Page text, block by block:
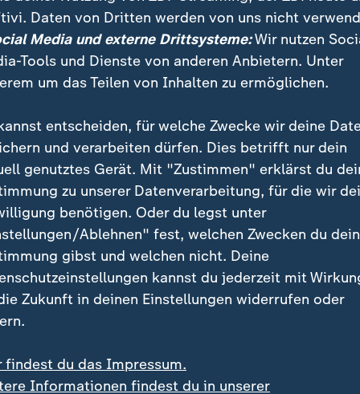
Ihr Gruppengegner Elfenbeinküste gewinnt das
mit 2:1.
Daten von Dritten werden von uns nicht
Media und externe Drittsysteme:Wir nutzen
Tools und Dienste von anderen Anbietern. Unter
um das Teilen von Inhalten zu ermöglichen.
entscheiden, für welche Zwecke wir deine
und verarbeiten dürfen. Dies betrifft nur dein
genutztes Gerät. Mit "Zustimmen" erklärst du
zu unserer Datenverarbeitung, für die wir
benötigen. Oder du legst unter
Ablehnen" fest, welchen Zwecken du
gibst und welchen nicht. Deine
kannst du jederzeit mit
Zukunft in deinen Einstellungen widerrufen oder
findest du das Impressum.
Informationen findest du in unserer